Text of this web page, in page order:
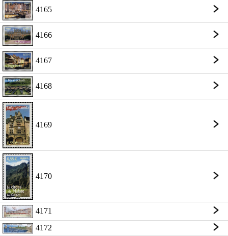
4165
4166
4167
4168
4169
4170
4171
4172